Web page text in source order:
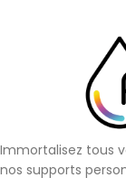
Immortalisez tous
nos supports